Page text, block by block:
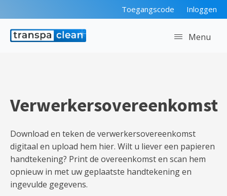
Toegangscode Inloggen
Menu
Verwerkersovereenkomst
Download en teken de verwerkersovereenkomst
digitaal en upload hem hier. Wilt u liever een papieren
handtekening? Print de overeenkomst en scan hem
opnieuw in met uw geplaatste handtekening en
ingevulde gegevens.